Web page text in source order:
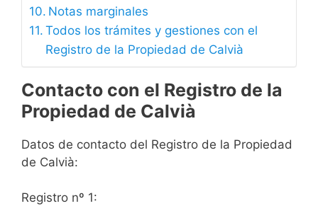
Notas marginales
Todos los trámites y gestiones con el
Registro de la Propiedad de Calvià
Contacto con el Registro de la
Propiedad de Calvià
Datos de contacto del Registro de la Propiedad
de Calvià:
Registro nº 1: